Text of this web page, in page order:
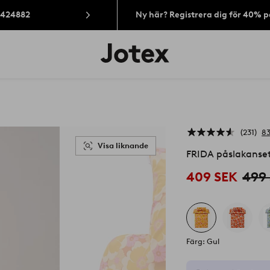
Ny här? Registrera dig för 40%
Jotex
logotyp
Visa liknande
231
FRIDA
409 SEK 499
Färg: Gul